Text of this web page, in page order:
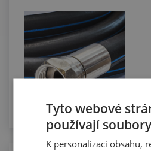
Tyto webové
používají
K personalizaci obsahu,